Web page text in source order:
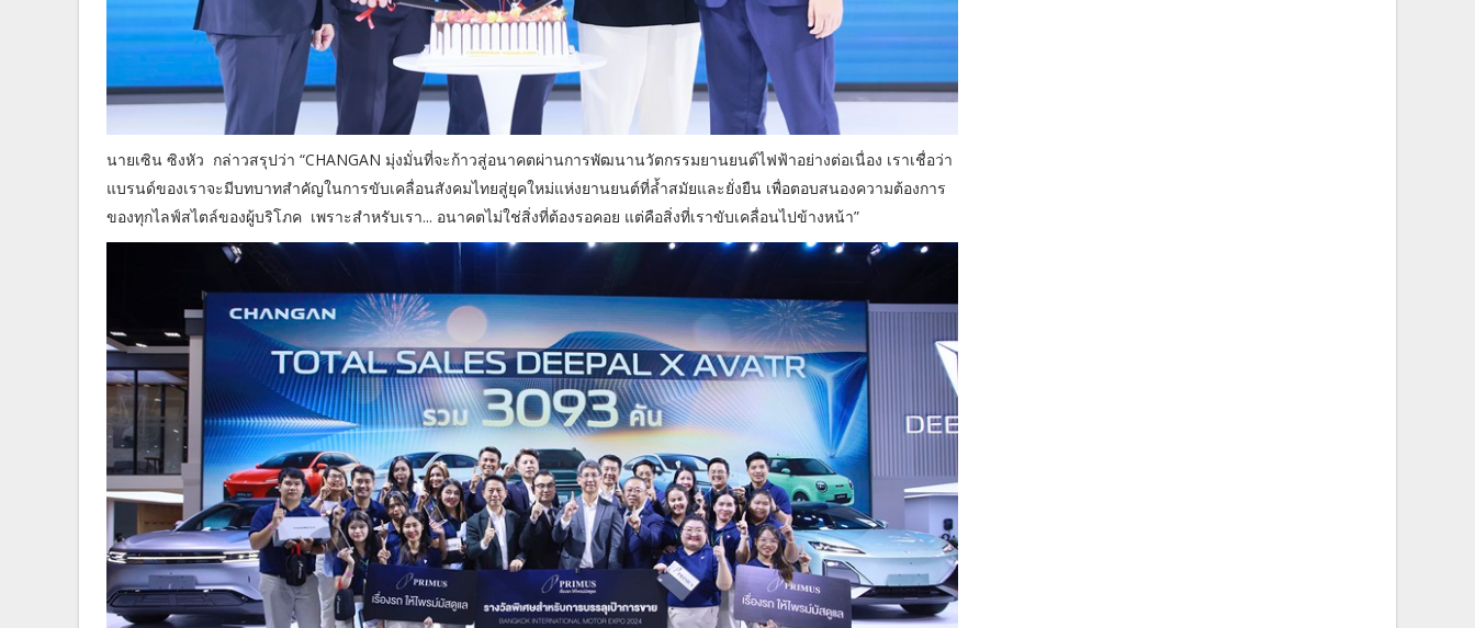
นายเซิน ซิงหัว กล่าวสรุปว่า “CHANGAN มุ่งมั่นที่จะก้าวสู่อนาคตผ่านการพัฒนานวัตกรรมยานยนต์ไฟฟ้าอย่างต่อเนื่อง เราเชื่อว่า
แบรนด์ของเราจะมีบทบาทสำคัญในการขับเคลื่อนสังคมไทยสู่ยุคใหม่แห่งยานยนต์ที่ล้ำสมัยและยั่งยืน เพื่อตอบสนองความต้องการ
ของทุกไลฟ์สไตล์ของผู้บริโภค เพราะสำหรับเรา... อนาคตไม่ใช่สิ่งที่ต้องรอคอย แต่คือสิ่งที่เราขับเคลื่อนไปข้างหน้า”